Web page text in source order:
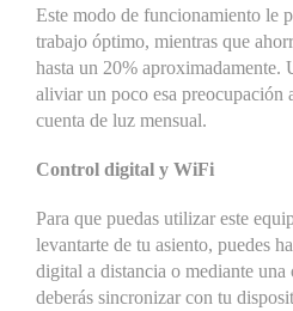
Este modo de funcionamiento le
trabajo óptimo, mientras que
hasta un 20% aproximadamente.
aliviar un poco esa preocupación
cuenta de luz mensual.
Control digital y WiFi
Para que puedas utilizar este
levantarte de tu asiento, puedes
digital a distancia o mediante
deberás sincronizar con tu